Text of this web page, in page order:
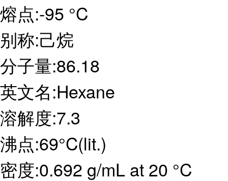
熔点:-95 °C
别称:己烷
分子量:86.18
英文名:Hexane
溶解度:7.3
沸点:69°C(lit.)
密度:0.692 g/mL at 20 °C